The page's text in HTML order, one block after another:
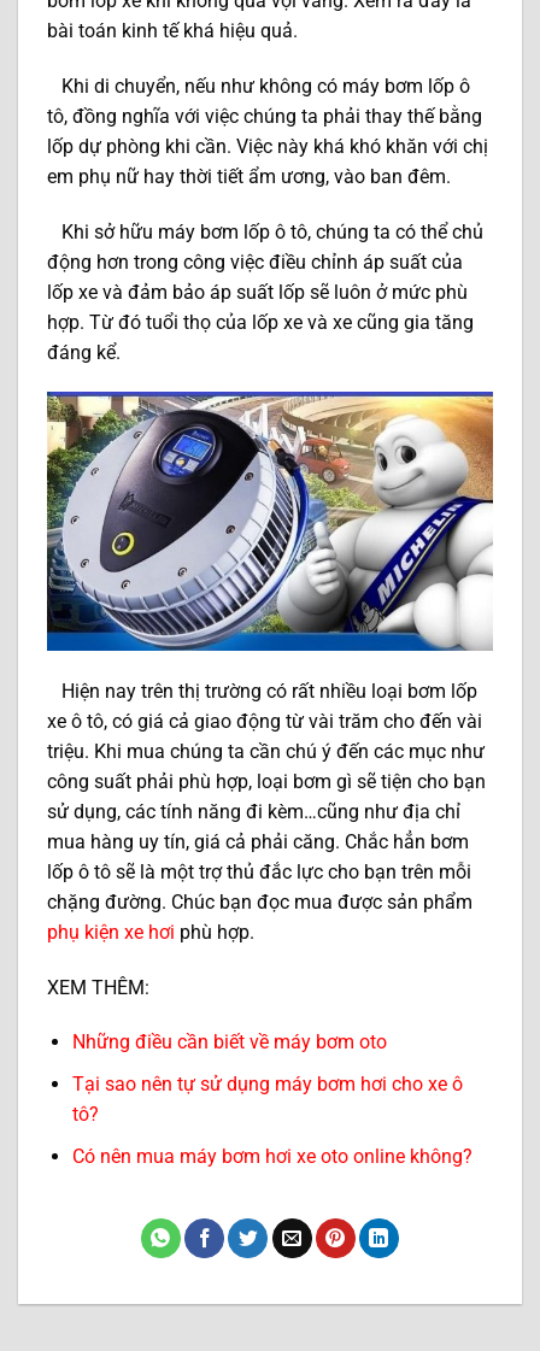
bài toán kinh tế khá hiệu quả.
Khi di chuyển, nếu như không có máy bơm lốp ô
tô, đồng nghĩa với việc chúng ta phải thay thế bằng
lốp dự phòng khi cần. Việc này khá khó khăn với chị
em phụ nữ hay thời tiết ẩm ương, vào ban đêm.
Khi sở hữu máy bơm lốp ô tô, chúng ta có thể chủ
động hơn trong công việc điều chỉnh áp suất của
lốp xe và đảm bảo áp suất lốp sẽ luôn ở mức phù
hợp. Từ đó tuổi thọ của lốp xe và xe cũng gia tăng
đáng kể.
Hiện nay trên thị trường có rất nhiều loại bơm lốp
xe ô tô, có giá cả giao động từ vài trăm cho đến vài
triệu. Khi mua chúng ta cần chú ý đến các mục như
công suất phải phù hợp, loại bơm gì sẽ tiện cho bạn
sử dụng, các tính năng đi kèm…cũng như địa chỉ
mua hàng uy tín, giá cả phải căng. Chắc hẳn bơm
lốp ô tô sẽ là một trợ thủ đắc lực cho bạn trên mỗi
chặng đường. Chúc bạn đọc mua được sản phẩm
phụ kiện xe hơi phù hợp.
XEM THÊM:
Những điều cần biết về máy bơm oto
Tại sao nên tự sử dụng máy bơm hơi cho xe ô
tô?
Có nên mua máy bơm hơi xe oto online không?